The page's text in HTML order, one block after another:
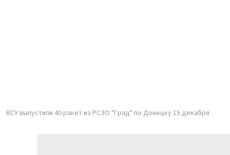
ВСУ выпустили 40 ракет из РСЗО "Град" по Донецку 15 декабря